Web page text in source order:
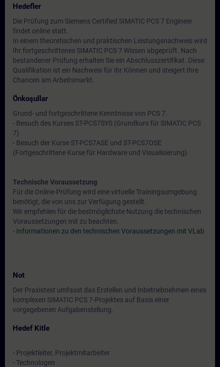
Hedefler
Die Prüfung zum Siemens Certified SIMATIC PCS 7 Engineer
findet online statt.
In einem theoretischen und praktischen Leistungsnachweis wird
Ihr fortgeschrittenes SIMATIC PCS 7 Wissen abgeprüft. Nach
bestandener Prüfung erhalten Sie ein Abschlusszertifikat. Diese
Qualifikation ist ein Nachweis für Ihr Können und steigert Ihre
Chancen am Arbeitsmarkt.
Önkoşullar
Grund- und fortgeschrittene Kenntnisse von PCS 7.
- Besuch des Kurses ST-PCS7SYS (Grundkurs für SIMATIC PCS
7)
- Besuch der Kurse ST-PCS7ASE und ST-PCS7OSE
(Fortgeschrittene Kurse für Hardware und Visualisierung)
Technische Voraussetzung
Für die Online-Prüfung wird eine virtuelle Trainingsumgebung
benötigt, die von uns zur Verfügung gestellt.
Wir empfehlen für die bestmöglichste Nutzung die technischen
Voraussetzungen mit zu beachten.
- Informationen zu den technischen Voraussetzungen mit VLab
Not
Der Praxistest umfasst das Erstellen und Inbetriebnehmen eines
komplexen SIMATIC PCS 7-Projektes auf Basis einer
vorgegebenen Aufgabenstellung.
Hedef Kitle
- Projektleiter, Projektmitarbeiter
- Technologen